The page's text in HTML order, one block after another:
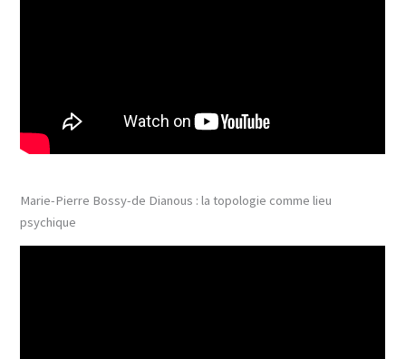
Marie-Pierre Bossy-de Dianous : la topologie comme lieu
psychique